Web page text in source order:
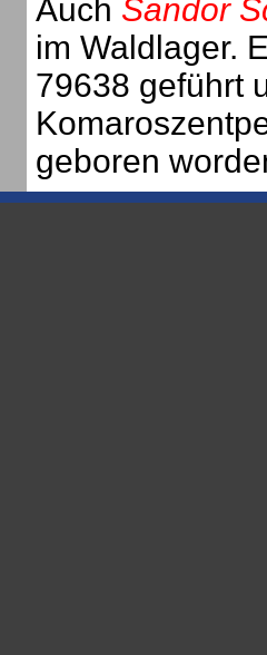
Auch Sandor
im Waldlager.
79638 geführt
geboren